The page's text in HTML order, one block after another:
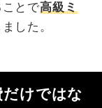
とで高級ミ
した。
けではな